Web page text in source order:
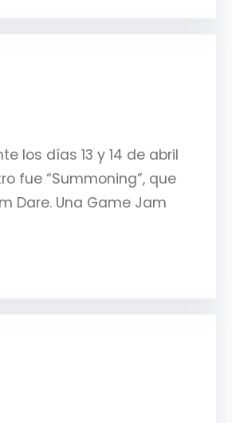
los días 13 y 14 de abril
fue “Summoning”, que
Dare. Una Game Jam